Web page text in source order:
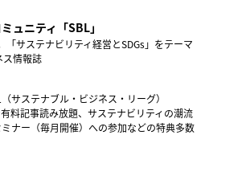
ュニティ「SBL」
「サステナビリティ経営とSDGs」をテーマ
ス情報誌
サステナブル・ビジネス・リーグ）
料記事読み放題、サステナビリティの潮流
ナー（毎月開催）への参加などの特典多数